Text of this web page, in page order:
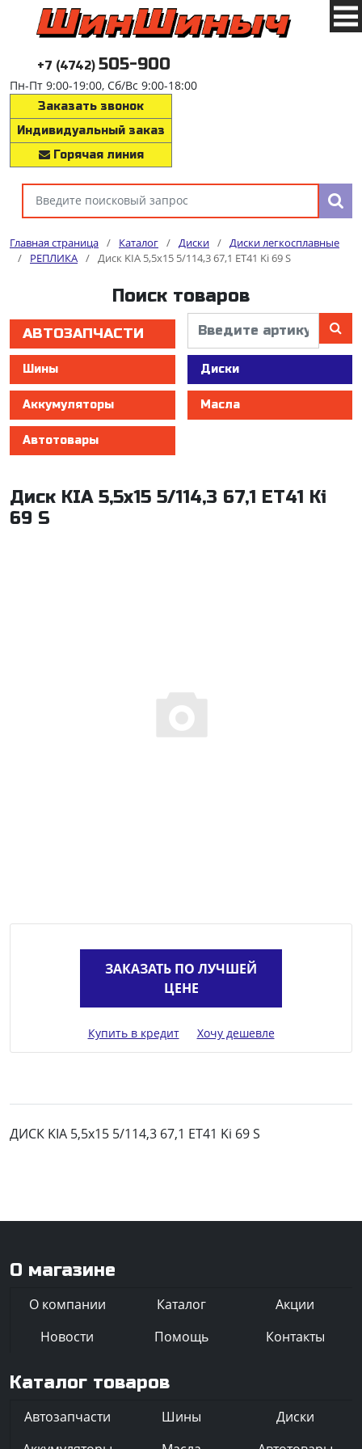
+7 (4742) 505-900
Пн-Пт 9:00-19:00, Сб/Вс 9:00-18:00
Заказать звонок
Индивидуальный заказ
Горячая линия
Главная страница / Каталог / Диски / Диски легкосплавные
/
РЕПЛИКА / Диск KIA 5,5x15 5/114,3 67,1 ET41 Ki 69 S
Поиск товаров
АВТОЗАПЧАСТИ
Шины Диски
Аккумуляторы Масла
Автотовары
Диск KIA 5,5x15 5/114,3 67,1 ET41 Ki
69 S
ЗАКАЗАТЬ ПО ЛУЧШЕЙ
ЦЕНЕ
Купить в кредит Хочу дешевле
ДИСК KIA 5,5x15 5/114,3 67,1 ET41 Ki 69 S
О магазине
О компании Каталог
Акции
Новости
Помощь Контакты
Каталог товаров
Автозапчасти Шины
Диски